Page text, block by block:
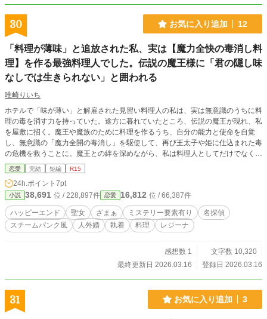
30 お気に入り追加 12
「料理が薄味」と追放された私、実は【魔力全快の毒消し料
理】を作る最強料理人でした。伝説の魔王様に「君の隠し味
なしでは生きられない」と囲われる
唯崎りいち
ホテルで「味が薄い」と解雇された見習い料理人の私は、実は無意識のうちに料
理の毒を消す力を持っていた。途方に暮れていたところ、伝説の魔王が現れ、私
を屋敷に招く。魔王や魔族のために料理を作るうち、自分の能力と使命を自覚
し、無意識の「魔力全開の毒消し」を駆使して、再び王太子や姫に仕込まれた毒
の危機を救うことに。魔王との絆を深めながら、私は料理人としてだけでなく、
世界を守る聖女としての役割も自覚していく。
恋愛 完結 短編 R15
24h.ポイント 7pt
小説 38,691 位 / 228,897件 恋愛 16,812 位 / 66,387件
ハッピーエンド 聖女 ざまぁ ミステリー要素有り
名探偵
スチームパンク風
人外婚 執着 料理 レジーナ
感想数 1
文字数 10,320
最終更新日 2026.03.16
登録日 2026.03.16
31 お気に入り追加 3